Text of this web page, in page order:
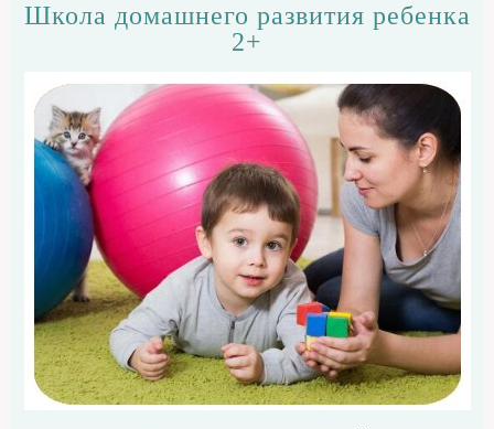
Школа домашнего развития ребенка
2+